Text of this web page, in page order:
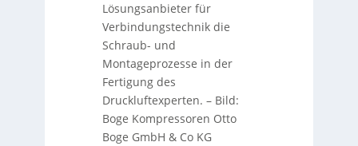
Lösungsanbieter für
Verbindungstechnik die
Schraub- und
Montageprozesse in der
Fertigung des
Druckluftexperten. – Bild:
Boge Kompressoren Otto
Boge GmbH & Co KG